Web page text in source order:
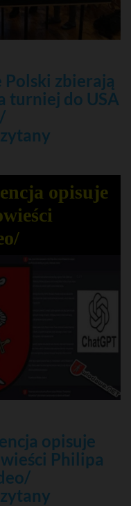
zbierają
turniej do USA
opisuje
opisuje
Philipa